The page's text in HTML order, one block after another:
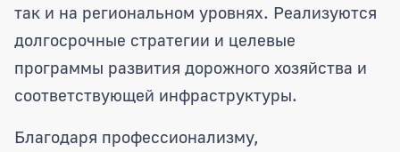
так и на региональном уровнях. Реализуются
долгосрочные стратегии и целевые
программы развития дорожного хозяйства и
соответствующей инфраструктуры.
Благодаря профессионализму,